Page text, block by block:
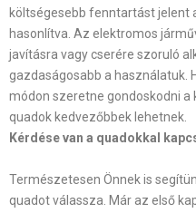
költségesebb fenntartást jelent
hasonlítva. Az elektromos
javításra vagy cserére szoruló
gazdaságosabb a használatuk.
módon szeretne gondoskodni
quadok kedvezőbbek lehetnek.
Kérdése van a quadokkal
Természetesen Önnek is
quadot válassza. Már az első